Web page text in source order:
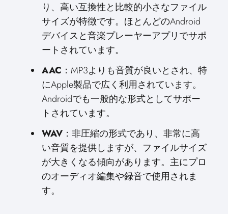
り、高い互換性と比較的小さなファイル
サイズが特徴です。ほとんどのAndroid
デバイスと音楽プレーヤーアプリでサポ
ートされています。
AAC ：MP3よりも音質が良いとされ、特
にApple製品で広く利用されています。
Androidでも一般的な形式としてサポー
トされています。
WAV ：非圧縮の形式であり、非常に高
い音質を提供しますが、ファイルサイズ
が大きくなる傾向があります。主にプロ
のオーディオ編集や録音で使用されま
す。